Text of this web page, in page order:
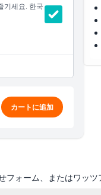
기세요. 한국
カートに追加
ォーム、またはワッツ